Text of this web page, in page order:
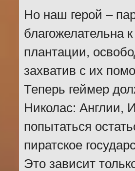
Но наш герой –
благожелательна
плантации,
захватив с их
Теперь геймер
Николас: Англии,
попытаться
пиратское
Это зависит